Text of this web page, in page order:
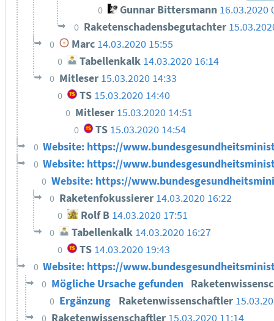
0 Gunnar Bittersmann 16.03.2020
0 Raketenschadensbegutachter
0 Marc 14.03.2020 15:55
0 Tabellenkalk 14.03.2020 16:14
0 Mitleser 15.03.2020 14:33
0 TS 15.03.2020 14:40
0 Mitleser 15.03.2020 14:51
0 TS 15.03.2020 14:54
0 Website: https://
0 Website: https://
0 Website: https://
0 Raketenfokussierer 14.03.2020 16:22
0 Rolf B 14.03.2020 17:51
0 Tabellenkalk 14.03.2020 16:27
0 TS 14.03.2020 19:43
0 Website: https://
0 Mögliche Ursache gefunden
0 Ergänzung Raketenwissenschaftler
0 Raketenwissenschaftler 15.03.2020 11:14